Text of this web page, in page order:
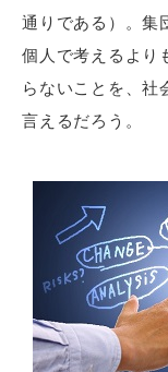
通りである）。集
個人で考えるより
らないことを、社
言えるだろう。